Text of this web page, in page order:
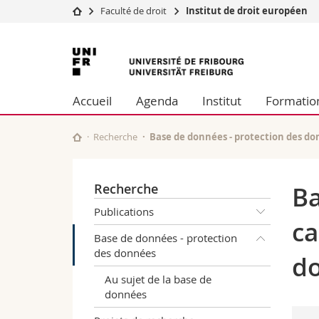
Université
Recherche
Université
Formation continue
Sciences
Lettres et
Sciences
Faculté de droit Institut de droit européen
Université
de
Fribourg
Accueil Agenda Institut
Recherche Base de données - protection des
Recherche
Publications
Base de données - protection
des données
Au sujet de la base de
données